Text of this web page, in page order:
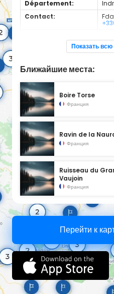
Département:
Contact:
Cours d'eau d'une longueur
Показать
Ближайшие места:
Boire Torse
Франция
Ravin de la
Франция
Ruisseau du
Vaujoin
Франция
Перейти к